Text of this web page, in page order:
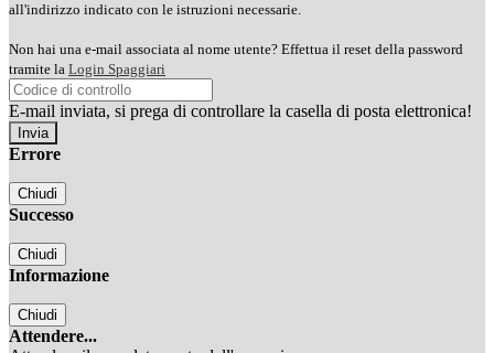
all'indirizzo indicato con le istruzioni necessarie.
Non hai una e-mail associata al nome utente? Effettua il reset della password
tramite la Login Spaggiari
E-mail inviata, si prega di controllare la casella di posta elettronica!
Errore
Chiudi
Successo
Chiudi
Informazione
Chiudi
Attendere...